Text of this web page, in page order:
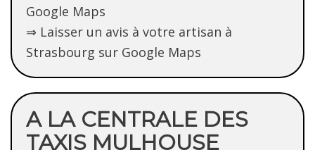
Google Maps
⇒ Laisser un avis à votre artisan à
Strasbourg sur Google Maps
A LA CENTRALE DES
TAXIS MULHOUSE